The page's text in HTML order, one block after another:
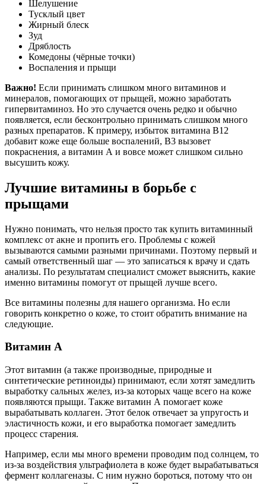
Шелушение
Тусклый цвет
Жирный блеск
Зуд
Дряблость
Комедоны (чёрные точки)
Воспаления и прыщи
Важно! Если принимать слишком много витаминов и
минералов, помогающих от прыщей, можно заработать
гипервитаминоз. Но это случается очень редко и обычно
появляется, если бесконтрольно принимать слишком много
разных препаратов. К примеру, избыток витамина В12
добавит коже еще больше воспалений, В3 вызовет
покраснения, а витамин А и вовсе может слишком сильно
высушить кожу.
Лучшие витамины в борьбе с
прыщами
Нужно понимать, что нельзя просто так купить витаминный
комплекс от акне и пропить его. Проблемы с кожей
вызываются самыми разными причинами. Поэтому первый и
самый ответственный шаг — это записаться к врачу и сдать
анализы. По результатам специалист сможет выяснить, какие
именно витамины помогут от прыщей лучше всего.
Все витамины полезны для нашего организма. Но если
говорить конкретно о коже, то стоит обратить внимание на
следующие.
Витамин А
Этот витамин (а также производные, природные и
синтетические ретиноиды) принимают, если хотят замедлить
выработку сальных желез, из-за которых чаще всего на коже
появляются прыщи. Также витамин А помогает коже
вырабатывать коллаген. Этот белок отвечает за упругость и
эластичность кожи, и его выработка помогает замедлить
процесс старения.
Например, если мы много времени проводим под солнцем, то
из-за воздействия ультрафиолета в коже будет вырабатываться
фермент коллагеназы. С ним нужно бороться, потому что он